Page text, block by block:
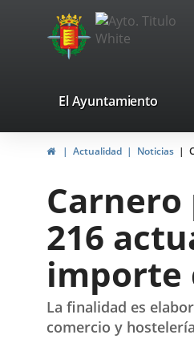
Saltar al contenido
Portal
Web
Ayuntamiento
de
valladolid.es
El Ayuntamiento
InicioActualidad Noticias
Carnero
216
importe
La finalidad es
comercio y